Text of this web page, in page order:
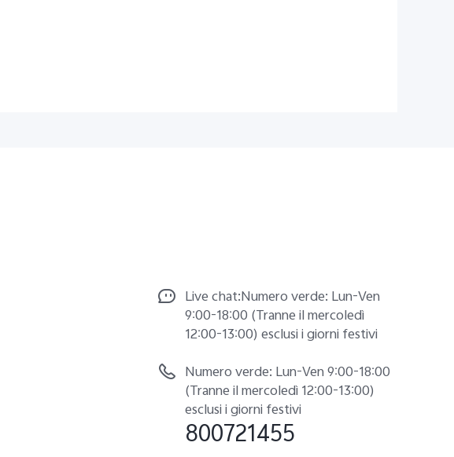
Live chat:Numero verde: Lun-Ven
9:00-18:00 (Tranne il mercoledì
12:00-13:00) esclusi i giorni festivi
Numero verde: Lun-Ven 9:00-18:00
(Tranne il mercoledì 12:00-13:00)
esclusi i giorni festivi
800721455